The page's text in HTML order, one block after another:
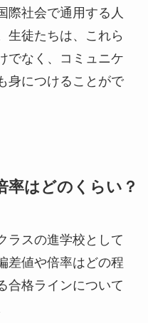
際社会で通用する人
生徒たちは、これら
でなく、コミュニケ
身につけることがで
率はどのくらい？
ラスの進学校として
差値や倍率はどの程
合格ラインについて